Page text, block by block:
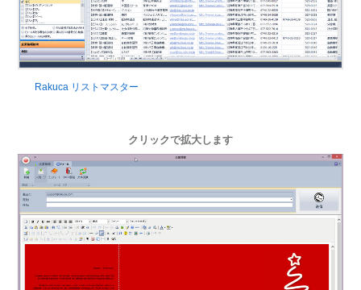
Rakuca リストマスター
クリックで拡大します